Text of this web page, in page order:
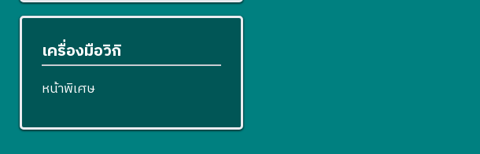
เครื่องมือวิกิ
หน้าพิเศษ